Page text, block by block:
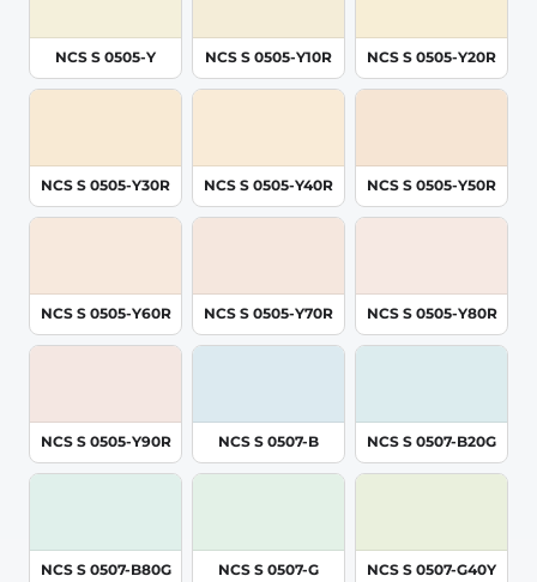
NCS S 0505-Y NCS S 0505-Y10R NCS S 0505-Y20R
NCS S 0505-Y30R NCS S 0505-Y40R NCS S 0505-Y50R
NCS S 0505-Y60R NCS S 0505-Y70R NCS S 0505-Y80R
NCS S 0505-Y90R NCS S 0507-B NCS S 0507-B20G
NCS S 0507-B80G NCS S 0507-G NCS S 0507-G40Y